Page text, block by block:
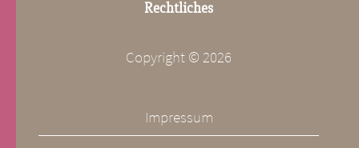
Rechtliches
Copyright © 2026
Impressum